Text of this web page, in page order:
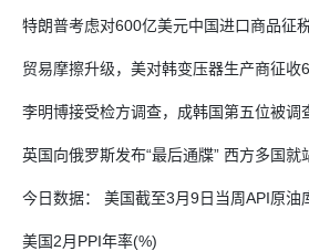
特朗普考虑对600亿美元中国进口商品征
贸易摩擦升级，美对韩变压器生产商征收
李明博接受检方调查，成韩国第五位被调
英国向俄罗斯发布“最后通牒” 西方多国就
今日数据： 美国截至3月9日当周API原油
美国2月PPI年率(%)